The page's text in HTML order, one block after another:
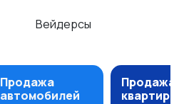
Вейдерсы
Продажа
автомобилей
Продажа
квартир